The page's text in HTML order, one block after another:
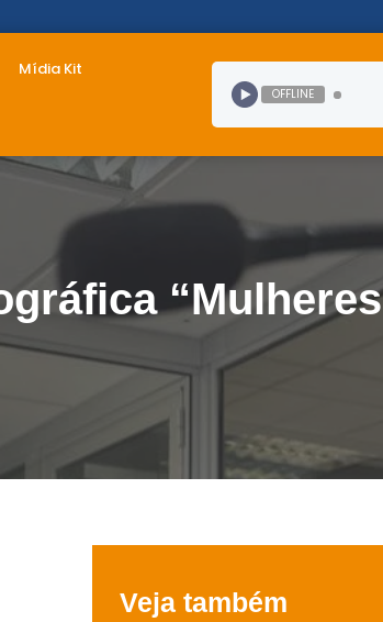
Mídia Kit
OFFLINE
“Mulheres
Veja também